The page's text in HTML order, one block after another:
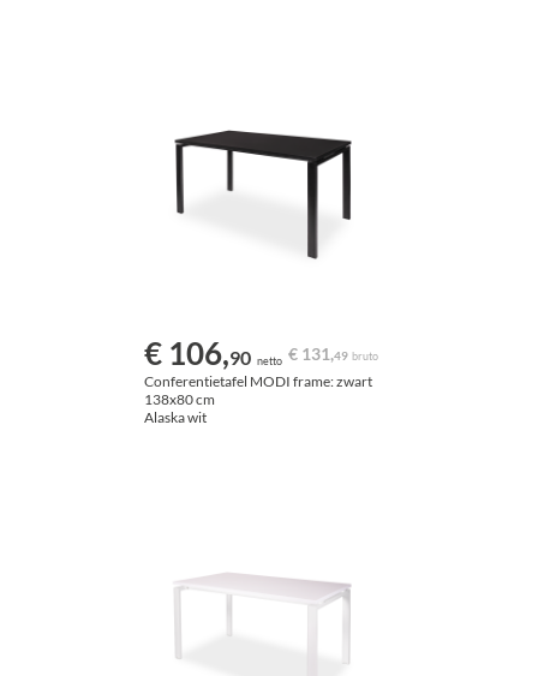
€ 106,90 netto € 131,49 bruto
Conferentietafel MODI frame: zwart
138x80 cm
Alaska wit